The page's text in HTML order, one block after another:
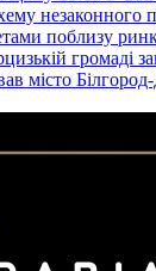
незаконного
поблизу
громаді
місто